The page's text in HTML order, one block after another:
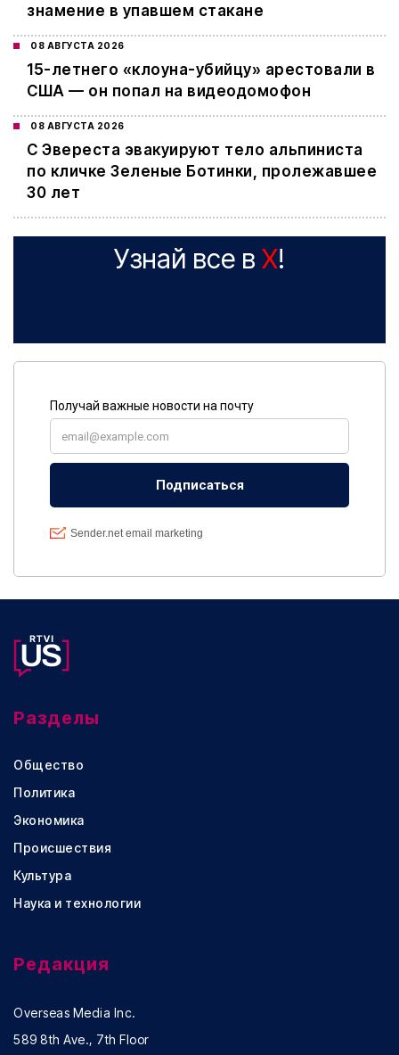
знамение в упавшем стакане
08 АВГУСТА 2026
15-летнего «клоуна-убийцу» арестовали в
США — он попал на видеодомофон
08 АВГУСТА 2026
С Эвереста эвакуируют тело альпиниста
по кличке Зеленые Ботинки, пролежавшее
30 лет
Узнай все в X!
Разделы
Общество
Политика
Экономика
Происшествия
Культура
Наука и технологии
Редакция
Overseas Media Inc.
589 8th Ave., 7th Floor